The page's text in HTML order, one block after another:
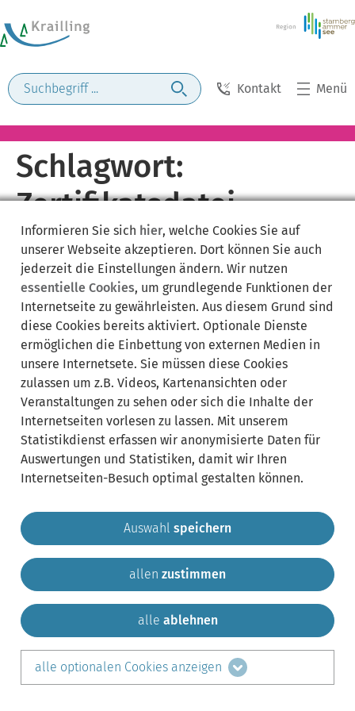
Kontakt Menü
Schlagwort:
Zertifikatsdatei
Gemeinde Krailling Impressum
Sitemap
Kontakt
teilen auf:
LinkedIn
Informieren Sie sich hier, welche Cookies Sie auf
unserer Webseite akzeptieren. Dort können Sie auch
jederzeit die Einstellungen ändern. Wir nutzen
essentielle Cookies, um grundlegende Funktionen der
Internetseite zu gewährleisten. Aus diesem Grund sind
diese Cookies bereits aktiviert. Optionale Dienste
ermöglichen die Einbettung von externen Medien in
unsere Internetsete. Sie müssen diese Cookies
zulassen um z.B. Videos, Kartenansichten oder
Veranstaltungen zu sehen oder sich die Inhalte der
Internetseiten vorlesen zu lassen. Mit unserem
Statistikdienst erfassen wir anonymisierte Daten für
Auswertungen und Statistiken, damit wir Ihren
Internetseiten-Besuch optimal gestalten können.
Auswahl speichern
allen zustimmen
alle ablehnen
alle optionalen Cookies anzeigen